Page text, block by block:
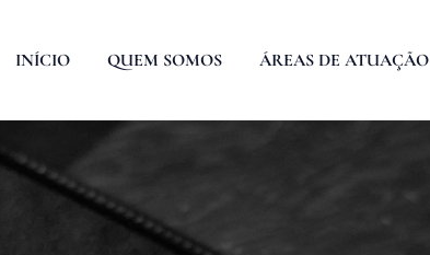
INÍCIO QUEM SOMOS ÁREAS DE ATUAÇÃO